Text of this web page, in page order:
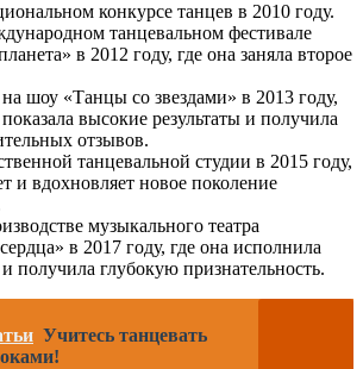
конкурсе танцев в 2010 году.
танцевальном фестивале
в 2012 году, где она заняла второе
шоу «Танцы со звездами» в 2013 году,
высокие результаты и получила
отзывов.
танцевальной студии в 2015 году,
и вдохновляет новое поколение
музыкального театра
в 2017 году, где она исполнила
получила глубокую признательность.
Учитесь танцевать